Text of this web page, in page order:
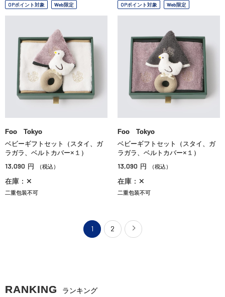
OPポイント対象 Web限定
Foo Tokyo
ベビーギフトセット（スタイ、ガ
ラガラ、ベルトカバー×１）
13,090 円 （税込）
在庫：✕
二重包装不可
OPポイント対象 Web限定
Foo Tokyo
ベビーギフトセット（スタイ、ガ
ラガラ、ベルトカバー×１）
13,090 円 （税込）
在庫：✕
二重包装不可
1 2
RANKING ランキング